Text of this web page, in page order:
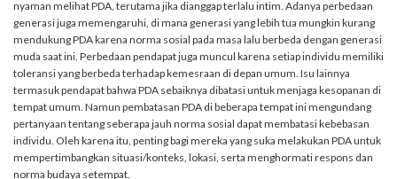
nyaman melihat PDA, terutama jika dianggap terlalu intim. Adanya perbedaan
generasi juga memengaruhi, di mana generasi yang lebih tua mungkin kurang
mendukung PDA karena norma sosial pada masa lalu berbeda dengan generasi
muda saat ini. Perbedaan pendapat juga muncul karena setiap individu memiliki
toleransi yang berbeda terhadap kemesraan di depan umum. Isu lainnya
termasuk pendapat bahwa PDA sebaiknya dibatasi untuk menjaga kesopanan di
tempat umum. Namun pembatasan PDA di beberapa tempat ini mengundang
pertanyaan tentang seberapa jauh norma sosial dapat membatasi kebebasan
individu. Oleh karena itu, penting bagi mereka yang suka melakukan PDA untuk
mempertimbangkan situasi/konteks, lokasi, serta menghormati respons dan
norma budaya setempat.